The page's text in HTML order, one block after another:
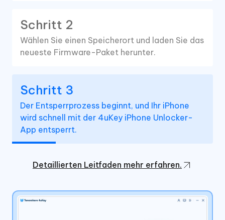
Schritt 2
Wählen Sie einen Speicherort und laden Sie das
neueste Firmware-Paket herunter.
Schritt 3
Der Entsperrprozess beginnt, und Ihr iPhone
wird schnell mit der 4uKey iPhone Unlocker-
App entsperrt.
Detaillierten Leitfaden mehr erfahren.